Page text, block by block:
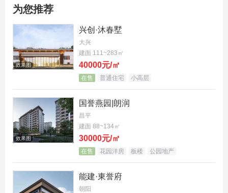
香山樾直线距离香山仅约 2000 米，恰到好处地拿捏
了 “离尘不离城” 的精妙平衡。既能享受西山国家森林
公园万亩绿肺带来的清新空气和宁静氛围，又能无缝
衔接中关村、上地等科创产业聚集地，以及金融街与
海淀繁华配套。教育资源方面，中关村三小双新分校
已启动招生，与香山樾仅一路之隔。
（信息来源:北京市海淀区融媒体中心“北京海淀公众
号”）项目规划配套的学校(如有)具体的学校名称、招
生人数、招生时间、招生地段以及招生条件等,均以
当地教育部门的相关通告规定为准,开发商不作任何
承诺。
为您推荐
效果图
兴创·沐春墅
大兴
建面 111~283㎡
40000元/㎡
在售 普通住宅 小高层
效果图
国誉燕园|朗润
昌平
建面 88~134㎡
30000元/㎡
在售 花园洋房 板楼 公园地产
能建·東誉府
朝阳